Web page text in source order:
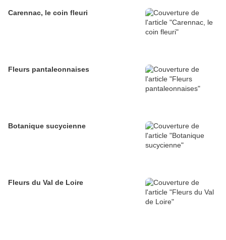
Carennac, le coin fleuri
Fleurs pantaleonnaises
Botanique sucycienne
Fleurs du Val de Loire